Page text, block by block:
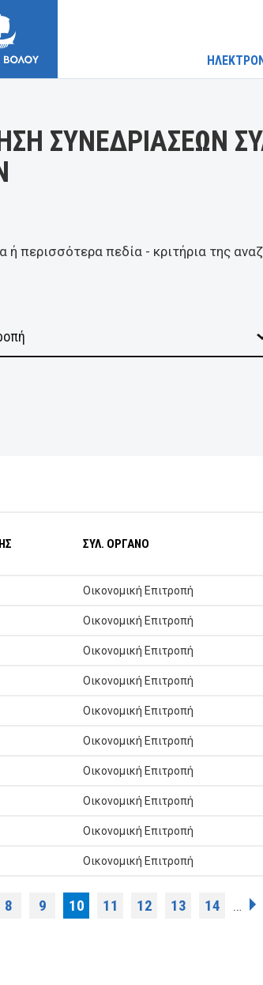
ΣΥΝΕΔΡΙΑΣΕΩΝ
περισσότερα πεδία - κριτήρια της
ΣΥΛ. ΟΡΓΑΝΟ
Οικονομική Επιτροπή
Οικονομική Επιτροπή
Οικονομική Επιτροπή
Οικονομική Επιτροπή
Οικονομική Επιτροπή
Οικονομική Επιτροπή
Οικονομική Επιτροπή
Οικονομική Επιτροπή
Οικονομική Επιτροπή
Οικονομική Επιτροπή
8 9 10 11 12 13 14 …